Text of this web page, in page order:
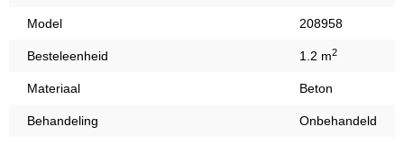
Model 208958
Besteleenheid 1.2 m2
Materiaal Beton
Behandeling Onbehandeld